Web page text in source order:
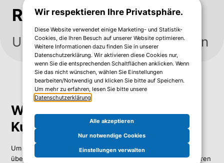
Referenzen
Unternehmen, die uns vertrauen
Wortwörtlich - Einige
Kundenstimmen
Um Ihnen einen Einblick in unsere tägliche Arbeit zu geben,
überlassen wir gerne unseren Kunden die Bühne. Hier erfahren
Wir respektieren Ihre Privatsphäre.
Diese Website verwendet einige Marketing- und Statistik-
Cookies, die Ihren Besuch auf unserer Website optimieren.
Weitere Informationen dazu finden Sie in unserer
Datenschutzerklärung. Wir aktivieren diese Cookies nur,
wenn Sie die entsprechenden Schaltflächen anklicken. Wenn
Sie das nicht wünschen, wählen Sie Einstellungen
bearbeiten/Notwendig und klicken Sie bitte auf Speichern.
Um mehr zu erfahren, lesen Sie bitte unsere
Datenschutzerklärung.
Alle akzeptieren
Nur notwendige Cookies
Einstellungen verwalten